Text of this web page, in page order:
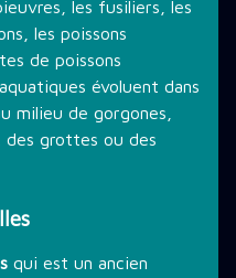
les fusiliers, les
les poissons
de poissons
évoluent dans
milieu de gorgones,
des grottes ou des
qui est un ancien